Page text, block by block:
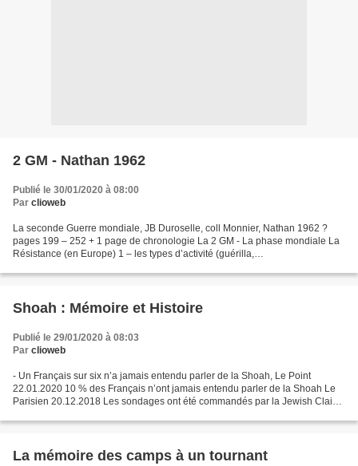
2 GM - Nathan 1962
Publié le 30/01/2020 à 08:00
Par clioweb
La seconde Guerre mondiale, JB Duroselle, coll Monnier, Nathan 1962 ?
pages 199 – 252 + 1 page de chronologie La 2 GM - La phase mondiale La
Résistance (en Europe) 1 – les types d’activité (guérilla,
Shoah : Mémoire et Histoire
Publié le 29/01/2020 à 08:03
Par clioweb
- Un Français sur six n’a jamais entendu parler de la Shoah, Le Point
22.01.2020 10 % des Français n’ont jamais entendu parler de la Shoah Le
Parisien 20.12.2018 Les sondages ont été commandés par la Jewish Claims
La mémoire des camps à un tournant